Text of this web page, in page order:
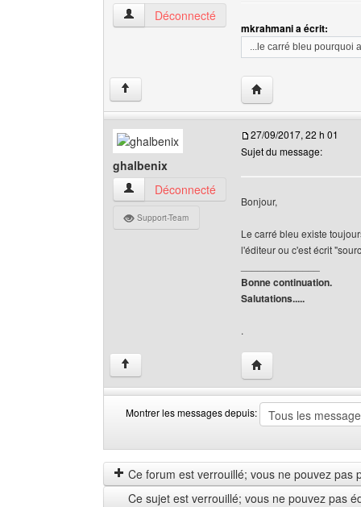
mkrahmani Voir le profil de l'utilisateur
Déconnecté
mkrahmani a écrit:
...le carré bleu pourquoi
↑ Visiter le site web
ghalbenix
ghalbenix Voir le profil de l'utilisateur
Déconnecté
Support-Team
27/09/2017, 22 h 01
Sujet du message:
Bonjour,
Le carré bleu existe
l'éditeur ou c'est écrit
Bonne continuation.
Salutations.....
.
↑ Visiter le site web
Montrer les messages depuis:
les
messages
depuis
by
Ce forum est verrouillé; vous ne pouvez pas
Ce sujet est verrouillé; vous ne pouvez pas